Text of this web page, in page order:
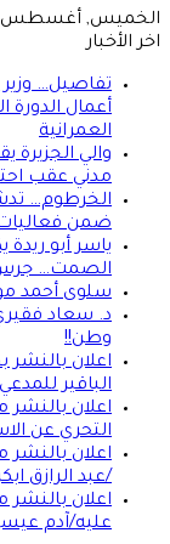
الخميس, أغسطس 6 2026
اخر الأخبار
تفاصيل… وزير
أعمال
العمرانية
والي
مدني عقب
الخرطوم…
ضمن فعاليات
ياسر أبو
الصمت… جرس
سلوى أحمد
د. سعاد
وطن!!
اعلان
الباقير
اعلان
التحري عن
اعلان
/عبد الرازق
اعلان
عليه/آدم